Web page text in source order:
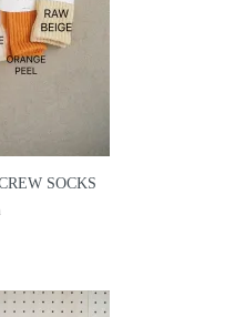
SOCKS